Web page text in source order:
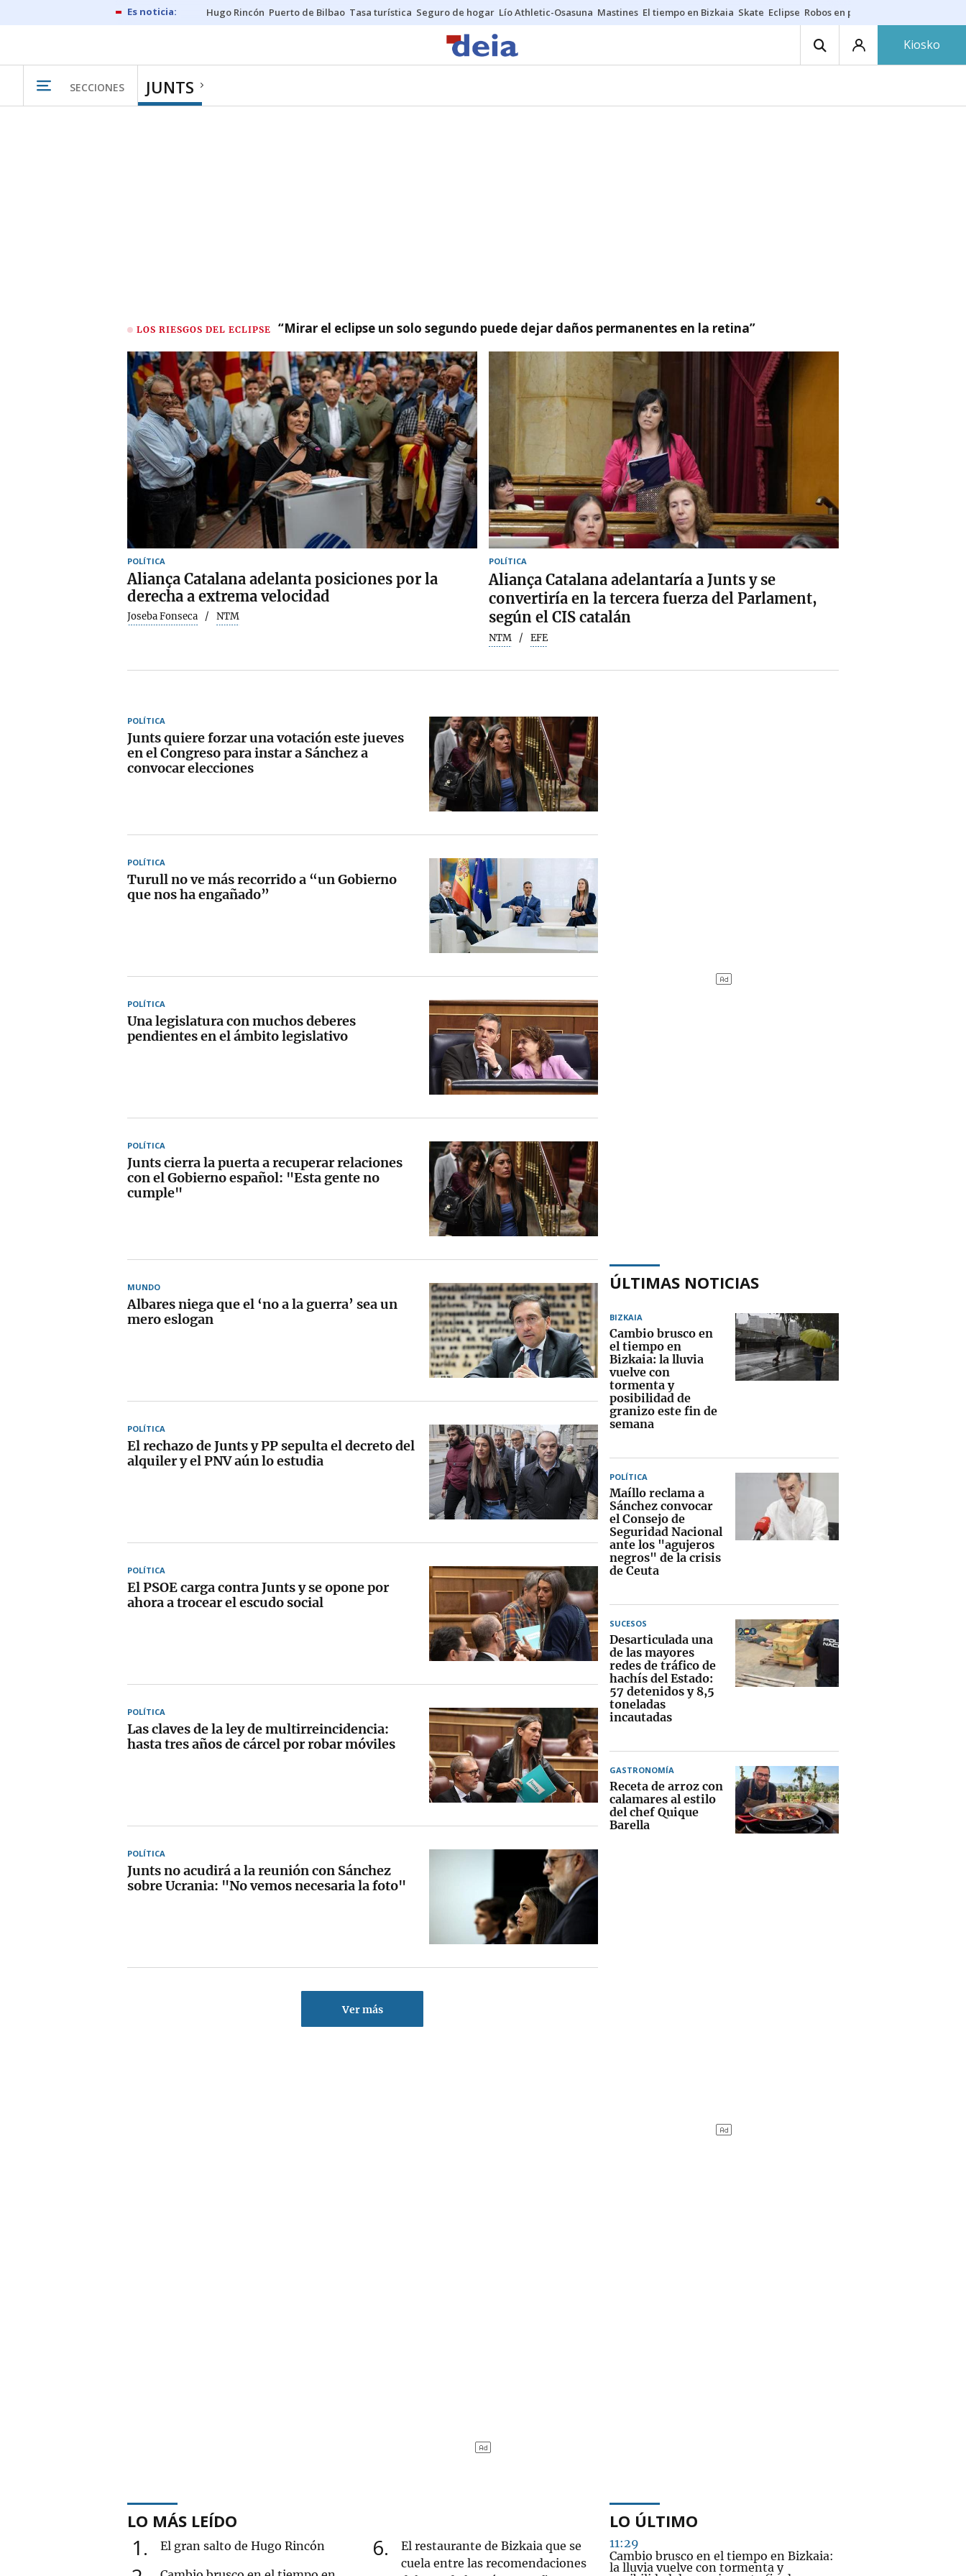
Hugo Rincón Puerto de Bilbao Tasa turística Seguro de hogar Lío Athletic-Osasuna Mastines El tiempo en Bizkaia Skate Eclipse Robos en playas
Kiosko
SECCIONES JUNTS
LOS RIESGOS DEL ECLIPSE “Mirar el eclipse un solo segundo puede dejar daños permanentes en la retina”
POLÍTICA
Aliança Catalana adelanta posiciones por la
derecha a extrema velocidad
Joseba Fonseca NTM
POLÍTICA
Aliança Catalana adelantaría a Junts y se
convertiría en la tercera fuerza del Parlament,
según el CIS catalán
NTM EFE
POLÍTICA
Junts quiere forzar una votación este jueves
en el Congreso para instar a Sánchez a
convocar elecciones
POLÍTICA
Turull no ve más recorrido a “un Gobierno
que nos ha engañado”
POLÍTICA
Una legislatura con muchos deberes
pendientes en el ámbito legislativo
POLÍTICA
Junts cierra la puerta a recuperar relaciones
con el Gobierno español: "Esta gente no
cumple"
MUNDO
Albares niega que el ‘no a la guerra’ sea un
mero eslogan
POLÍTICA
El rechazo de Junts y PP sepulta el decreto del
alquiler y el PNV aún lo estudia
POLÍTICA
El PSOE carga contra Junts y se opone por
ahora a trocear el escudo social
POLÍTICA
Las claves de la ley de multirreincidencia:
hasta tres años de cárcel por robar móviles
POLÍTICA
Junts no acudirá a la reunión con Sánchez
sobre Ucrania: "No vemos necesaria la foto"
Ver más
ÚLTIMAS NOTICIAS
BIZKAIA
Cambio brusco en
el tiempo en
Bizkaia: la lluvia
vuelve con
tormenta y
posibilidad de
granizo este fin de
semana
POLÍTICA
Maíllo reclama a
Sánchez convocar
el Consejo de
Seguridad Nacional
ante los "agujeros
negros" de la crisis
de Ceuta
SUCESOS
Desarticulada una
de las mayores
redes de tráfico de
hachís del Estado:
57 detenidos y 8,5
toneladas
incautadas
GASTRONOMÍA
Receta de arroz con
calamares al estilo
del chef Quique
Barella
LO MÁS LEÍDO
1 El gran salto de Hugo Rincón 6
El restaurante de Bizkaia que se
cuela entre las recomendaciones
LO ÚLTIMO
11:29
Cambio brusco en el tiempo en Bizkaia:
la lluvia vuelve con tormenta y